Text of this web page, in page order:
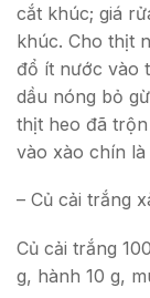
cắt khúc; giá
khúc. Cho thịt
đổ ít nước vào
dầu nóng bỏ
thịt heo đã
vào xào chín
– Củ cải trắng
Củ cải trắng
g, hành 10 g,